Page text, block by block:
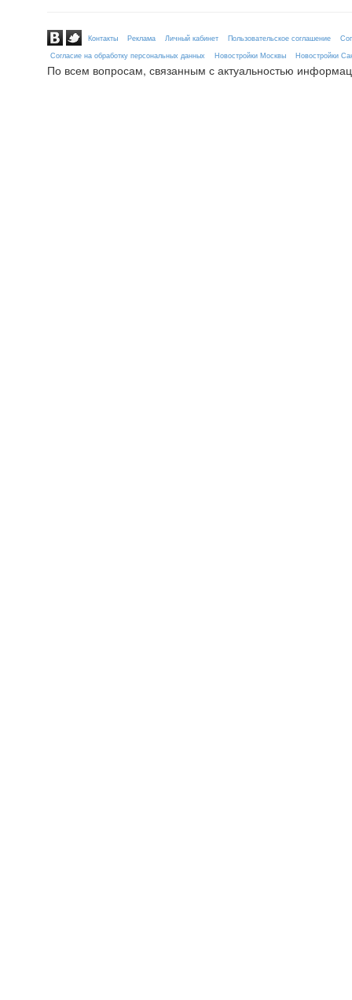
Контакты Реклама Личный кабинет Пользовательское соглашение
Согласие на обработку персональных данных
Новостройки Москвы Новостройки
По всем вопросам, связанным с актуальностью